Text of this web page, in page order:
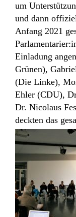
um
und dann
Anfang 2021
Einladung
Grünen),
(Die Linke),
Ehler (CDU),
Dr. Nicolaus
deckten das